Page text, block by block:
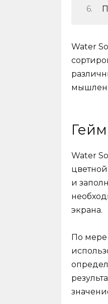
Water
Water
и
экрана.
По мере